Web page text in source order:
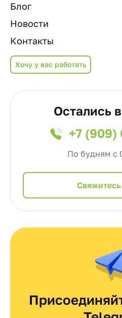
Блог
Новости
Контакты
Хочу у вас работать
Остались
+7 (909)
По будням с